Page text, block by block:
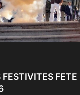
FESTIVITES FETE